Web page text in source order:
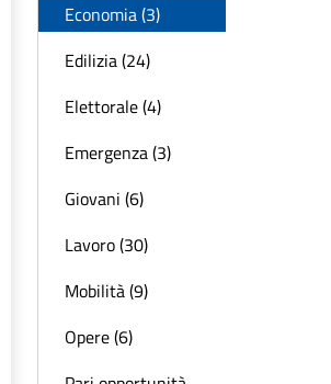
Economia (3)
Edilizia (24)
Elettorale (4)
Emergenza (3)
Giovani (6)
Lavoro (30)
Mobilità (9)
Opere (6)